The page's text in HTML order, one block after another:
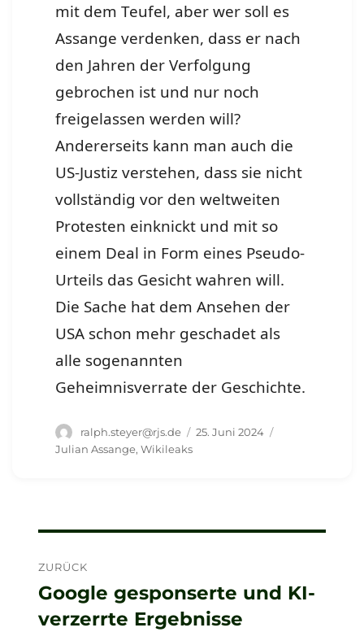
mit dem Teufel, aber wer soll es
Assange verdenken, dass er nach
den Jahren der Verfolgung
gebrochen ist und nur noch
freigelassen werden will?
Andererseits kann man auch die
US-Justiz verstehen, dass sie nicht
vollständig vor den weltweiten
Protesten einknickt und mit so
einem Deal in Form eines Pseudo-
Urteils das Gesicht wahren will.
Die Sache hat dem Ansehen der
USA schon mehr geschadet als
alle sogenannten
Geheimnisverrate der Geschichte.
Autor
ralph.steyer@rjs.de
Veröffentlicht
25. Juni 2024
Julian Assange,Wikileaks
ZURÜCK
Vorheriger
Beitrag:
Google gesponserte und KI-
verzerrte Ergebnisse